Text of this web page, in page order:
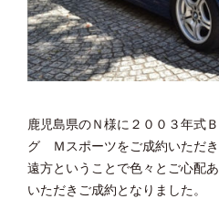
鹿児島県のＮ様に２００３年式
グ Ｍスポーツをご成約いただき
遠方ということで色々とご心配
いただきご成約となりました。